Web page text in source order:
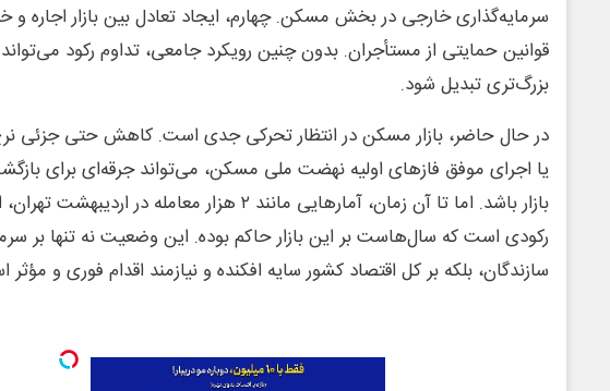
سرمایه‌گذاری خارجی در بخش مسکن. چهارم، ایجاد تعادل بین بازار اجاره و
قوانین حمایتی از مستأجران. بدون چنین رویکرد جامعی، تداوم رکود
بزرگ‌تری تبدیل شود.
در حال حاضر، بازار مسکن در انتظار تحرکی جدی است. کاهش حتی جزئی
یا اجرای موفق فازهای اولیه نهضت ملی مسکن، می‌تواند جرقه‌ای برای
بازار باشد. اما تا آن زمان، آمارهایی مانند ۲ هزار معامله در
رکودی است که سال‌هاست بر این بازار حاکم بوده. این وضعیت نه تنها بر
سازندگان، بلکه بر کل اقتصاد کشور سایه افکنده و نیازمند اقدام فوری و